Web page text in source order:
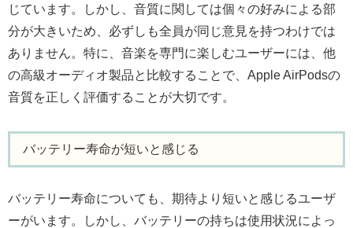
じています。しかし、音質に関しては個々の好みによる部
分が大きいため、必ずしも全員が同じ意見を持つわけでは
ありません。特に、音楽を専門に楽しむユーザーには、他
の高級オーディオ製品と比較することで、Apple AirPodsの
音質を正しく評価することが大切です。
バッテリー寿命が短いと感じる
バッテリー寿命についても、期待より短いと感じるユーザ
ーがいます。しかし、バッテリーの持ちは使用状況によっ